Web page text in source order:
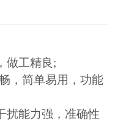
做工精良;
，简单易用，功能
扰能力强，准确性